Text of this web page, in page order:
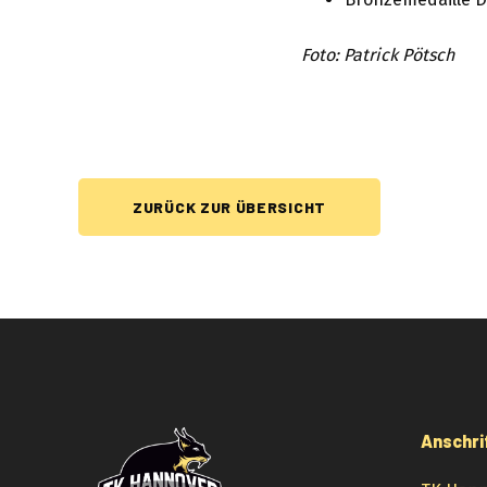
Foto: Patrick Pötsch
ZURÜCK ZUR ÜBERSICHT